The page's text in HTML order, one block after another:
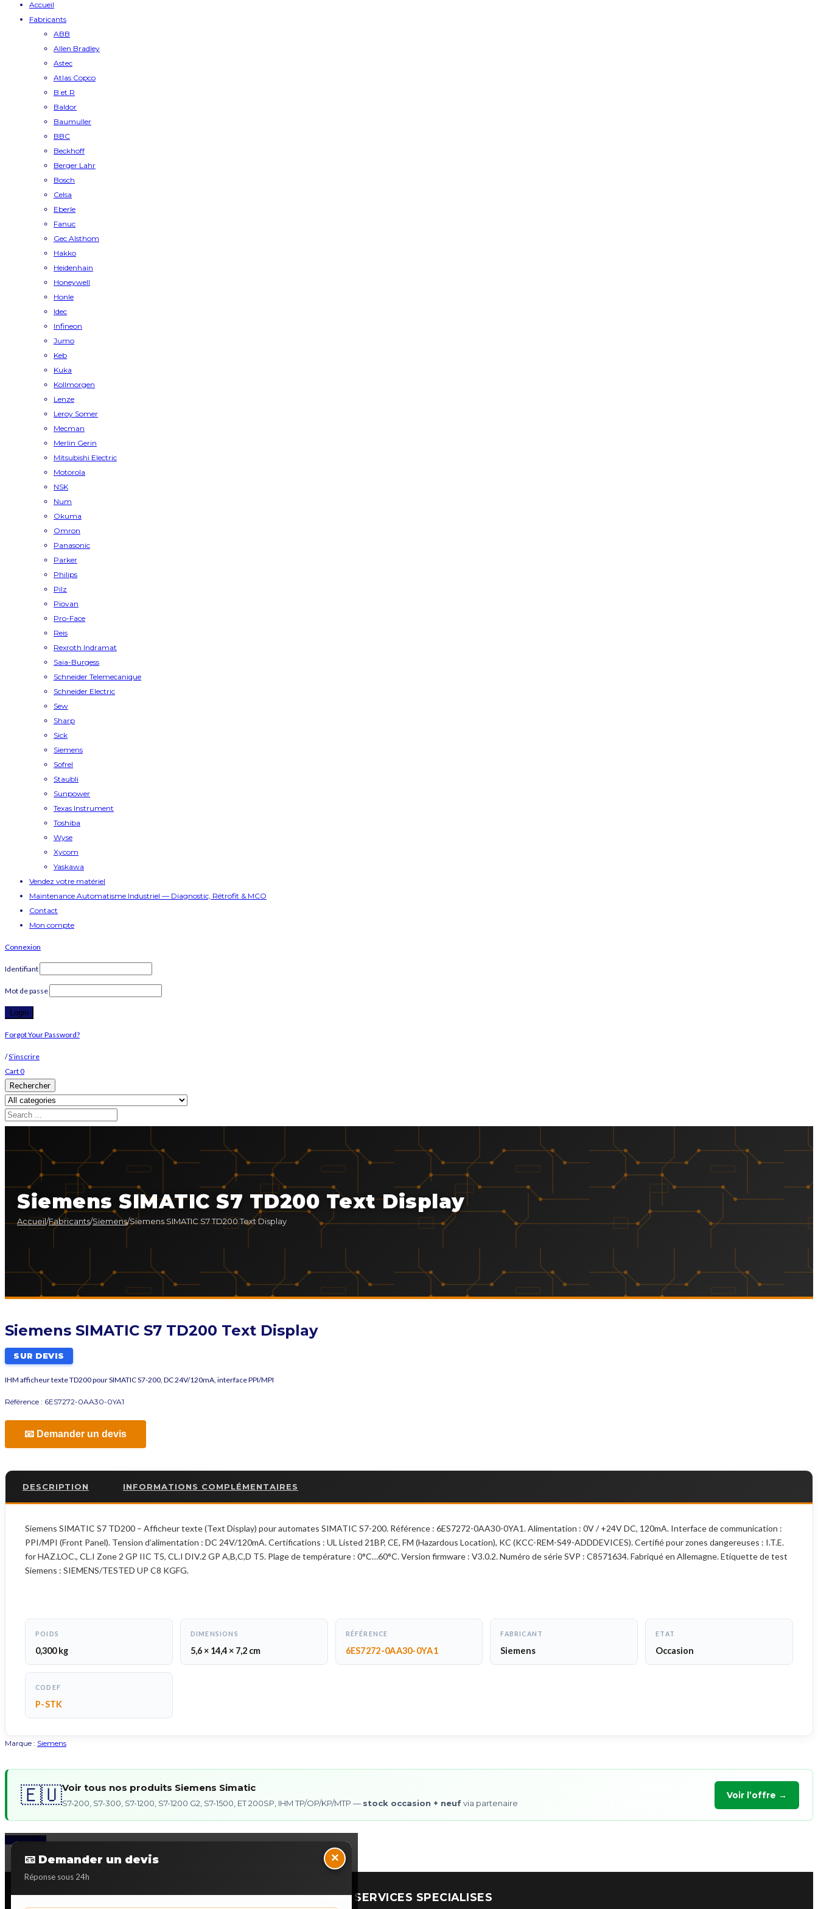
Accueil
Fabricants
ABB
Allen Bradley
Astec
Atlas Copco
B et R
Baldor
Baumuller
BBC
Beckhoff
Berger Lahr
Bosch
Celsa
Eberle
Fanuc
Gec Alsthom
Hakko
Heidenhain
Honeywell
Honle
Idec
Infineon
Jumo
Keb
Kuka
Kollmorgen
Lenze
Leroy Somer
Mecman
Merlin Gerin
Mitsubishi Electric
Motorola
NSK
Num
Okuma
Omron
Panasonic
Parker
Philips
Pilz
Piovan
Pro-Face
Reis
Rexroth Indramat
Saia-Burgess
Schneider Telemecanique
Schneider Electric
Sew
Sharp
Sick
Siemens
Sofrel
Staubli
Sunpower
Texas Instrument
Toshiba
Wyse
Xycom
Yaskawa
Vendez votre matériel
Maintenance Automatisme Industriel — Diagnostic, Rétrofit & MCO
Contact
Mon compte
Connexion
Identifiant
Mot de passe
Forgot Your Password?
/S’inscrire
Cart0
Rechercher
Siemens SIMATIC S7 TD200 Text Display
Accueil/Fabricants/Siemens/Siemens SIMATIC S7 TD200 Text Display
Siemens SIMATIC S7 TD200 Text Display
SUR DEVIS
IHM afficheur texte TD200 pour SIMATIC S7-200, DC 24V/120mA, interface PPI/MPI
Référence : 6ES7272-0AA30-0YA1
📧 Demander un devis
DESCRIPTION INFORMATIONS COMPLÉMENTAIRES
Siemens SIMATIC S7 TD200 – Afficheur texte (Text Display) pour automates SIMATIC S7-200. Référence : 6ES7272-0AA30-0YA1. Alimentation : 0V / +24V DC, 120mA. Interface de communication :
PPI/MPI (Front Panel). Tension d’alimentation : DC 24V/120mA. Certifications : UL Listed 21BP, CE, FM (Hazardous Location), KC (KCC-REM-S49-ADDDEVICES). Certifié pour zones dangereuses : I.T.E.
for HAZ.LOC., CL.I Zone 2 GP IIC T5, CL.I DIV.2 GP A,B,C,D T5. Plage de température : 0°C…60°C. Version firmware : V3.0.2. Numéro de série SVP : C8571634. Fabriqué en Allemagne. Etiquette de test
Siemens : SIEMENS/TESTED UP C8 KGFG.
POIDS
0,300 kg
DIMENSIONS
5,6 × 14,4 × 7,2 cm
RÉFÉRENCE
6ES7272-0AA30-0YA1
FABRICANT
Siemens
ETAT
Occasion
CODEF
P-STK
Marque : Siemens
🇪🇺Voir tous nos produits Siemens Simatic
S7-200, S7-300, S7-1200, S7-1200 G2, S7-1500, ET 200SP, IHM TP/OP/KP/MTP — stock occasion + neufvia partenaire
Voir l’offre →
📧 Demander un devis
Réponse sous 24h
×
Back to Top
NOS SERVICES SPECIALISES